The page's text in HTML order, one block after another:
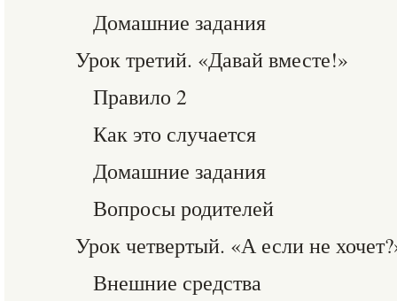
Домашние задания
Урок третий. «Давай вместе!»
Правило 2
Как это случается
Домашние задания
Вопросы родителей
Урок четвертый. «А если не
Внешние средства